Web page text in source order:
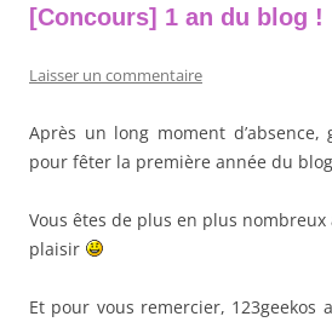
[Concours] 1 an du blog !
Laisser un commentaire
Après un long moment
pour fêter la première année du
Vous êtes de plus en plus
plaisir
Et pour vous remercier, 123geekos